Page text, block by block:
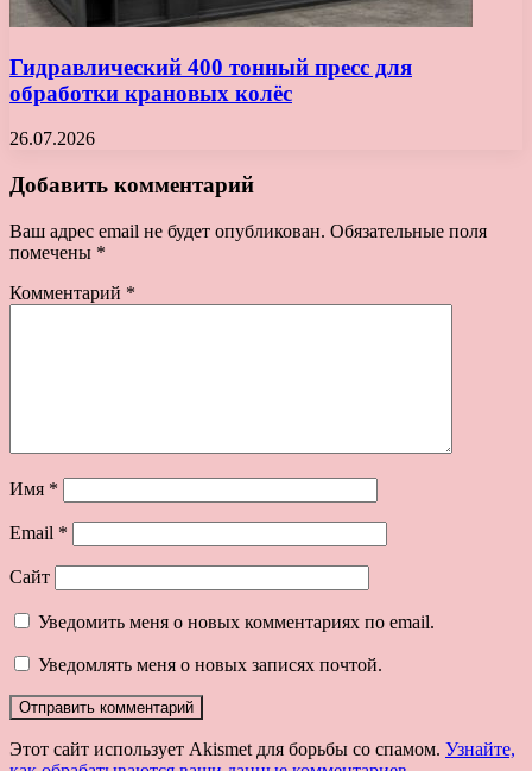
Гидравлический 400 тонный пресс для
обработки крановых колёс
26.07.2026
Добавить комментарий
Ваш адрес email не будет опубликован. Обязательные поля
помечены *
Комментарий *
Имя *
Email *
Сайт
Уведомить меня о новых комментариях по email.
Уведомлять меня о новых записях почтой.
Этот сайт использует Akismet для борьбы со спамом. Узнайте,